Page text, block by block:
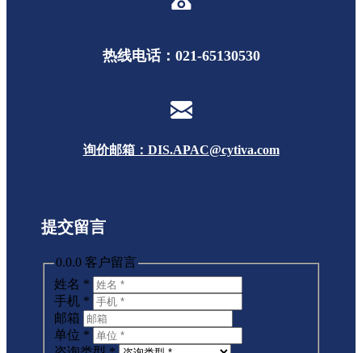
热线电话：021-65130530
询价邮箱：DIS.APAC@cytiva.com
提交留言
0.0.0 客户留言
姓名 *
手机 *
邮箱
单位 *